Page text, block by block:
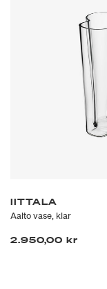
IITTALA
Aalto vase, klar
2.950,00 kr